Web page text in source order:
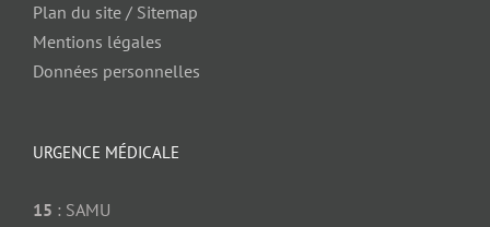
Plan du site / Sitemap
Mentions légales
Données personnelles
URGENCE MÉDICALE
15 : SAMU